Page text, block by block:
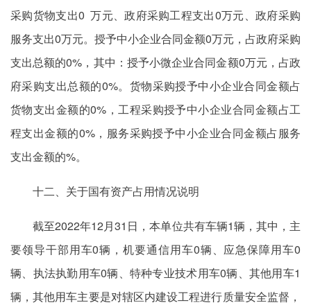
采购货物支出0 万元、政府采购工程支出0万元、政府采购
服务支出0万元。授予中小企业合同金额0万元，占政府采购
支出总额的0%，其中：授予小微企业合同金额0万元，占政
府采购支出总额的0%。货物采购授予中小企业合同金额占
货物支出金额的0%，工程采购授予中小企业合同金额占工
程支出金额的0%，服务采购授予中小企业合同金额占服务
支出金额的%。
十二、关于国有资产占用情况说明
截至2022年12月31日，本单位共有车辆1辆，其中，主
要领导干部用车0辆，机要通信用车0辆、应急保障用车0
辆、执法执勤用车0辆、特种专业技术用车0辆、其他用车1
辆，其他用车主要是对辖区内建设工程进行质量安全监督，